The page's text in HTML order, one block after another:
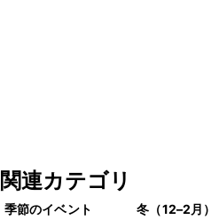
関連カテゴリ
季節のイベント 冬（12–2月）